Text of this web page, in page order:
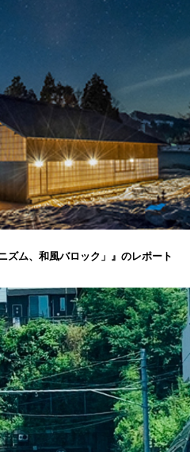
ズム、和風バロック」』のレポート